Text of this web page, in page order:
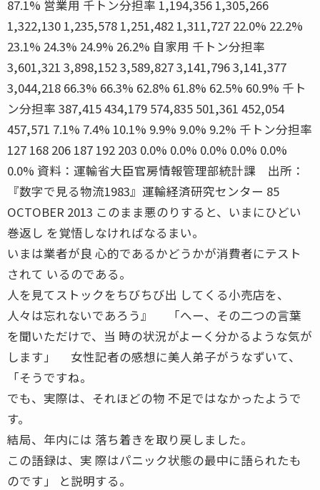
87.1% 営業用 千トン分担率 1,194,356 1,305,266
1,322,130 1,235,578 1,251,482 1,311,727 22.0% 22.2%
23.1% 24.3% 24.9% 26.2% 自家用 千トン分担率
3,601,321 3,898,152 3,589,827 3,141,796 3,141,377
3,044,218 66.3% 66.3% 62.8% 61.8% 62.5% 60.9% 千ト
ン分担率 387,415 434,179 574,835 501,361 452,054
457,571 7.1% 7.4% 10.1% 9.9% 9.0% 9.2% 千トン分担率
127 168 206 187 192 203 0.0% 0.0% 0.0% 0.0% 0.0%
0.0% 資料：運輸省大臣官房情報管理部統計課 出所：
『数字で見る物流1983』運輸経済研究センター 85
OCTOBER 2013 このまま悪のりすると、いまにひどい
巻返し を覚悟しなければなるまい。
いまは業者が良 心的であるかどうかが消費者にテスト
されて いるのである。
人を見てストックをちびちび出 してくる小売店を、
人々は忘れないであろう』 「へー、その二つの言葉
を聞いただけで、当 時の状況がよーく分かるような気が
します」 女性記者の感想に美人弟子がうなずいて、
「そうですね。
でも、実際は、それほどの物 不足ではなかったようで
す。
結局、年内には 落ち着きを取り戻しました。
この語録は、実 際はパニック状態の最中に語られたも
のです」 と説明する。